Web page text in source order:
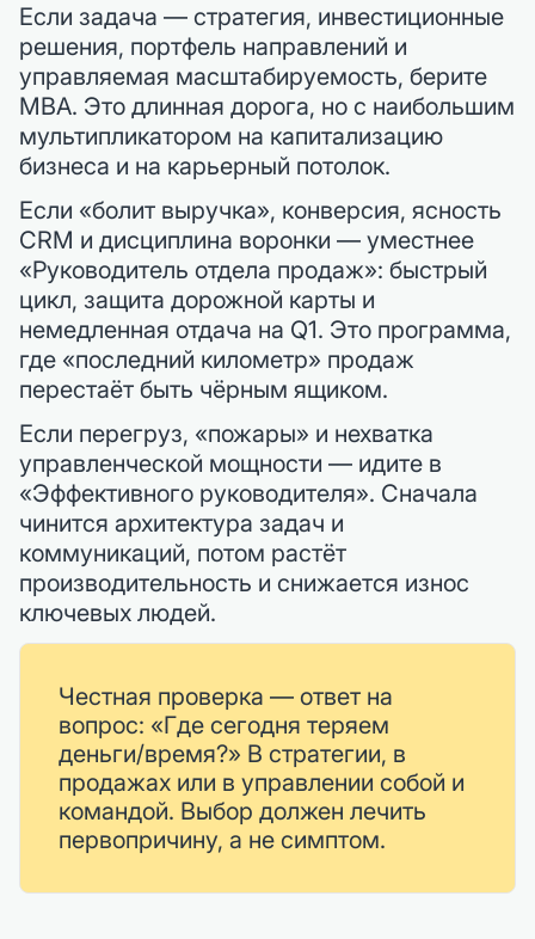
Если задача — стратегия, инвестиционные
решения, портфель направлений и
управляемая масштабируемость, берите
MBA. Это длинная дорога, но с наибольшим
мультипликатором на капитализацию
бизнеса и на карьерный потолок.
Если «болит выручка», конверсия, ясность
CRM и дисциплина воронки — уместнее
«Руководитель отдела продаж»: быстрый
цикл, защита дорожной карты и
немедленная отдача на Q1. Это программа,
где «последний километр» продаж
перестаёт быть чёрным ящиком.
Если перегруз, «пожары» и нехватка
управленческой мощности — идите в
«Эффективного руководителя». Сначала
чинится архитектура задач и
коммуникаций, потом растёт
производительность и снижается износ
ключевых людей.
Честная проверка — ответ на
вопрос: «Где сегодня теряем
деньги/время?» В стратегии, в
продажах или в управлении собой и
командой. Выбор должен лечить
первопричину, а не симптом.